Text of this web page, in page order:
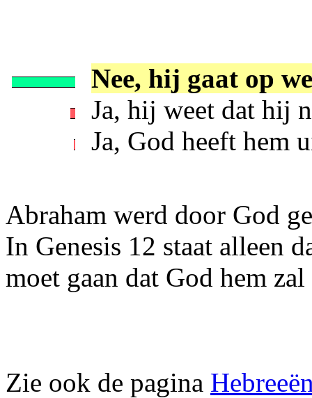
Nee, hij gaat op
Ja, hij weet dat hij
Ja, God heeft hem
Abraham werd door God
In Genesis 12 staat alleen
moet gaan dat God hem
Zie ook de pagina